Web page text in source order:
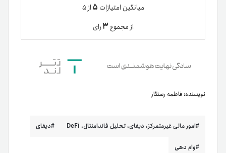
میانگین امتیازات ۵از ۵
از مجموع۳رای
نویسنده: فاطمه رستگار
امور مالی غیرمتمرکز، دیفای، تحلیل فاندامنتال، DeFi دیفای
وام دهی